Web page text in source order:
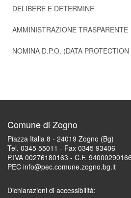
DELIBERE E DETERMINE
AMMINISTRAZIONE TRASPARENTE
NOMINA D.P.O. (DATA
Comune di Zogno
Piazza Italia 8 - 24019 Zogno (Bg)
Tel. 0345 55011 - Fax 0345 93406
P.IVA 00276180163 - C.F. 94000290166
PEC info@pec.comune.zogno.bg.it
Dichiarazioni di accessibilità: